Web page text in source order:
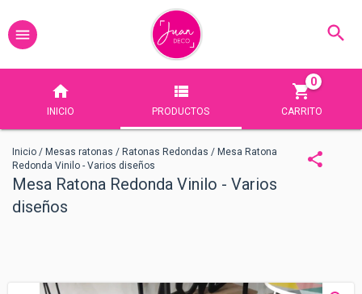
INICIO PRODUCTOS CARRITO
0
Inicio / Mesas ratonas / Ratonas Redondas / Mesa Ratona
Redonda Vinilo - Varios diseños
Mesa Ratona Redonda Vinilo - Varios
diseños